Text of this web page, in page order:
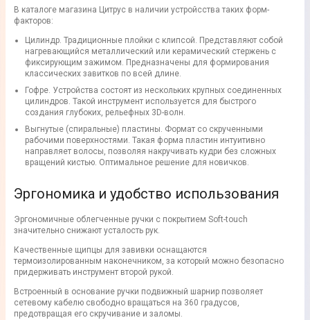
В каталоге магазина Цитрус в наличии устройсства таких форм-
факторов:
Цилиндр. Традиционные плойки с клипсой. Представляют собой
нагревающийся металлический или керамический стержень с
фиксирующим зажимом. Предназначены для формирования
классических завитков по всей длине.
Гофре. Устройства состоят из нескольких крупных соединенных
цилиндров. Такой инструмент используется для быстрого
создания глубоких, рельефных 3D-волн.
Выгнутые (спиральные) пластины. Формат со скрученными
рабочими поверхностями. Такая форма пластин интуитивно
направляет волосы, позволяя накручивать кудри без сложных
вращений кистью. Оптимальное решение для новичков.
Эргономика и удобство использования
Эргономичные облегченные ручки с покрытием Soft-touch
значительно снижают усталость рук.
Качественные щипцы для завивки оснащаются
термоизолированным наконечником, за который можно безопасно
придерживать инструмент второй рукой.
Встроенный в основание ручки подвижный шарнир позволяет
сетевому кабелю свободно вращаться на 360 градусов,
предотвращая его скручивание и заломы.